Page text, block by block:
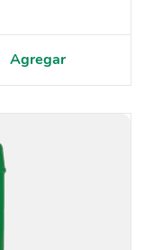
Agregar